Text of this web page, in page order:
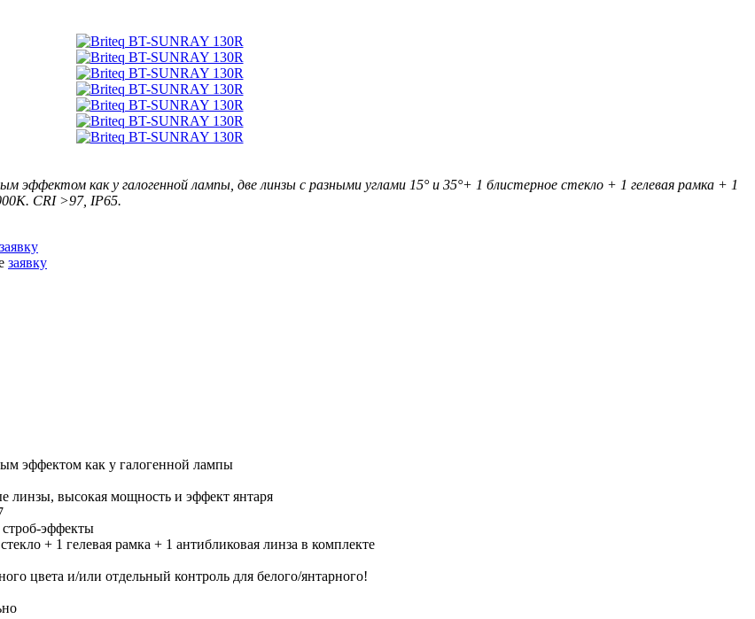
как у галогенной лампы, две линзы с разными углами 15° и 35°+ 1 блистерное стекло + 1 гелевая рамка + 1
CRI >97, IP65.
заявку
заявку
эффектом как у галогенной лампы
линзы, высокая мощность и эффект янтаря
эффекты
+ 1 гелевая рамка + 1 антибликовая линза в комплекте
цвета и/или отдельный контроль для белого/янтарного!